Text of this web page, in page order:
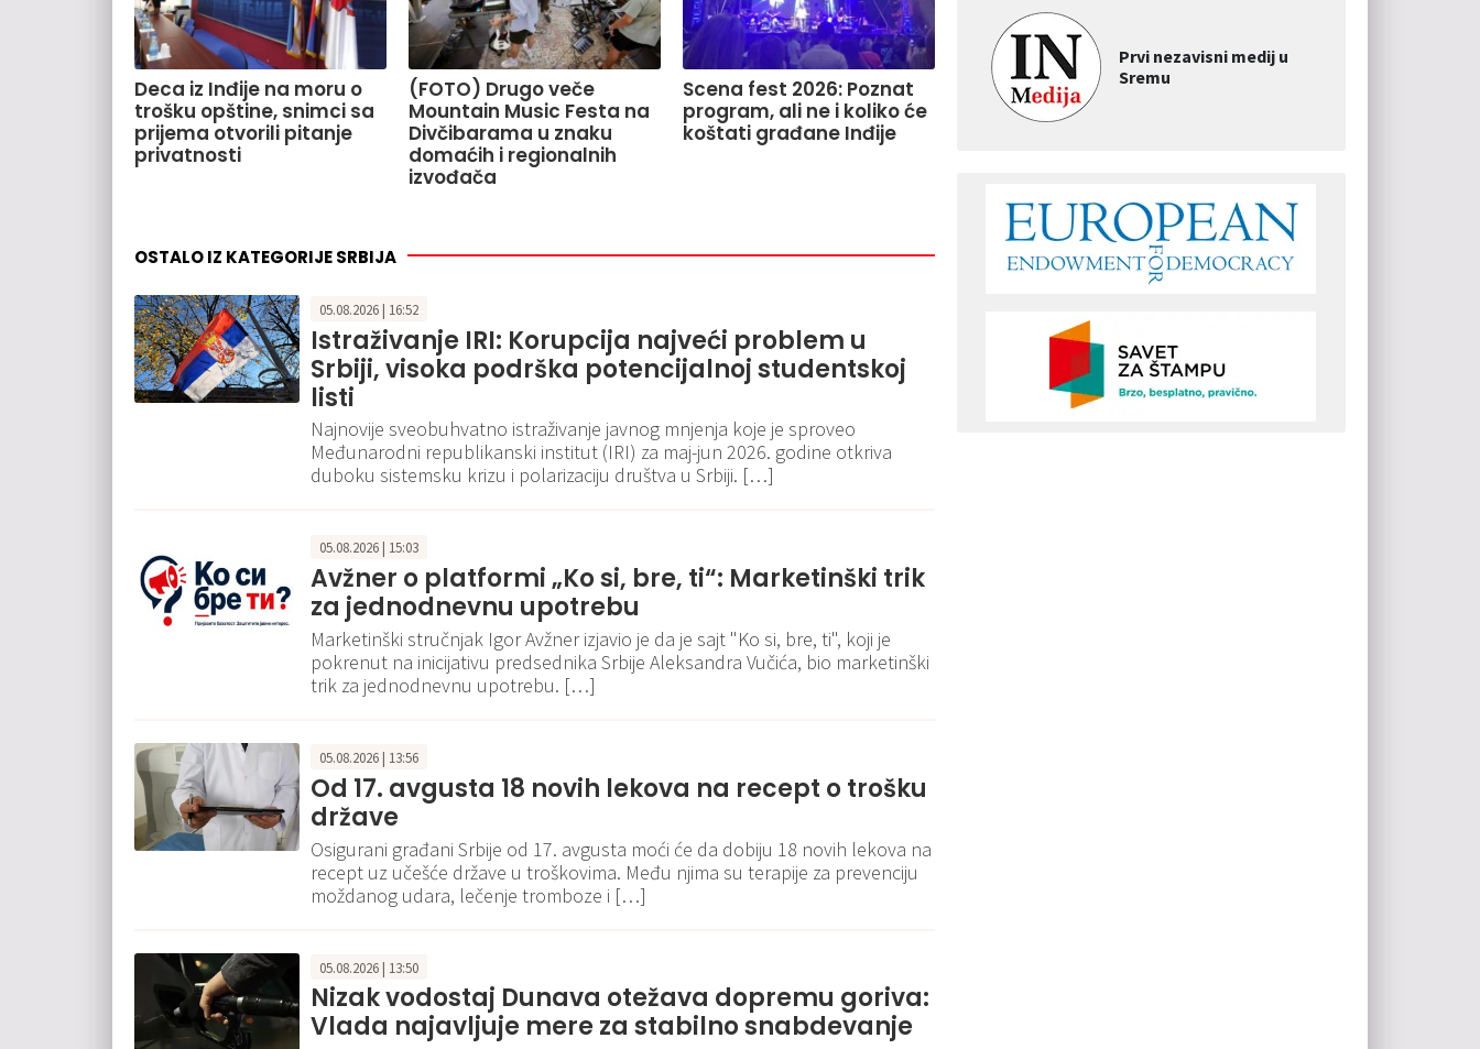
Deca iz Inđije na moru o
trošku opštine, snimci sa
prijema otvorili pitanje
privatnosti
(FOTO) Drugo veče
Mountain Music Festa na
Divčibarama u znaku
domaćih i regionalnih
izvođača
Scena fest 2026: Poznat
program, ali ne i koliko će
koštati građane Inđije
OSTALO IZ KATEGORIJE SRBIJA
05.08.2026 | 16:52
Istraživanje IRI: Korupcija najveći problem u
Srbiji, visoka podrška potencijalnoj studentskoj
listi
Najnovije sveobuhvatno istraživanje javnog mnjenja koje je sproveo
Međunarodni republikanski institut (IRI) za maj-jun 2026. godine otkriva
duboku sistemsku krizu i polarizaciju društva u Srbiji. […]
05.08.2026 | 15:03
Avžner o platformi „Ko si, bre, ti“: Marketinški trik
za jednodnevnu upotrebu
Marketinški stručnjak Igor Avžner izjavio je da je sajt "Ko si, bre, ti", koji je
pokrenut na inicijativu predsednika Srbije Aleksandra Vučića, bio marketinški
trik za jednodnevnu upotrebu. […]
05.08.2026 | 13:56
Od 17. avgusta 18 novih lekova na recept o trošku
države
Osigurani građani Srbije od 17. avgusta moći će da dobiju 18 novih lekova na
recept uz učešće države u troškovima. Među njima su terapije za prevenciju
moždanog udara, lečenje tromboze i […]
05.08.2026 | 13:50
Nizak vodostaj Dunava otežava dopremu goriva:
Vlada najavljuje mere za stabilno snabdevanje
Prvi nezavisni medij u
Sremu